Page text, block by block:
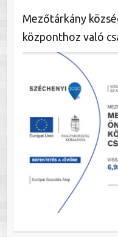
Mezőtárkány
központhoz való